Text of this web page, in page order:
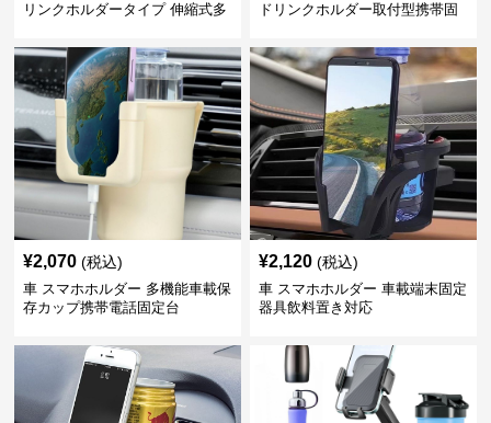
リンクホルダータイプ 伸縮式多
ドリンクホルダー取付型携帯固
¥2,070 (税込)
車 スマホホルダー 多機能車載保
存カップ携帯電話固定台
¥2,120 (税込)
車 スマホホルダー 車載端末固定
器具飲料置き対応